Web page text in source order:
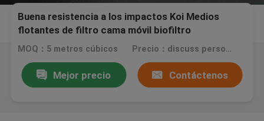
Buena resistencia a los impactos Koi Medios
flotantes de filtro cama móvil biofiltro
autolimpieza
MOQ：5 metros cúbicos Precio：discuss personally
Mejor precio Contáctenos